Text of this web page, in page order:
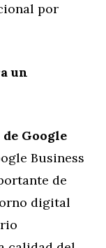
por
un
Google
Business
de
digital